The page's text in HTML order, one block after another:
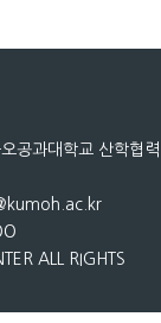
공과대학교 산학협력
ALL RIGHTS